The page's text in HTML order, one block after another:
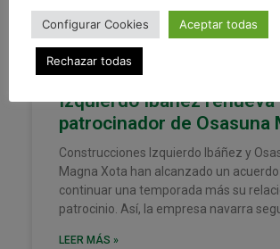
Izquierdo Ibáñez renueva
patrocinador de Osasuna
Construcciones Izquierdo Ibáñez y
Magna Xota han alcanzado un
continuar una temporada más su
patrocinio. Así, la empresa navarra
LEER MÁS »
Configurar Cookies Aceptar todas
Rechazar todas